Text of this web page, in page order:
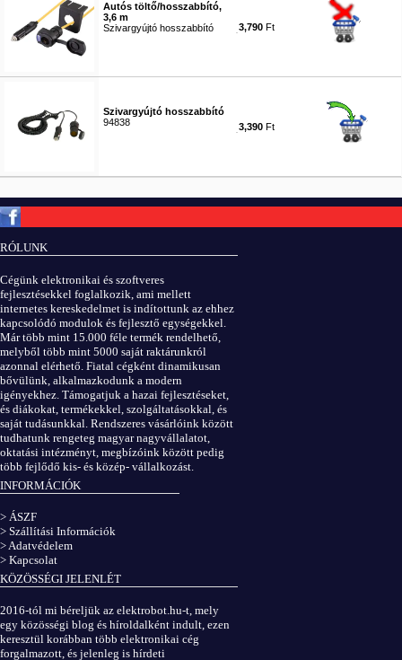
Autós töltő/hosszabbító,
3,6 m
Szivargyújtó hosszabbító
3,790 Ft
Szivargyújtó hosszabbító
94838
3,390 Ft
RÓLUNK
Cégünk elektronikai és szoftveres
fejlesztésekkel foglalkozik, ami mellett
internetes kereskedelmet is indítottunk az ehhez
kapcsolódó modulok és fejlesztő egységekkel.
Már több mint 15.000 féle termék rendelhető,
melyből több mint 5000 saját raktárunkról
azonnal elérhető. Fiatal cégként dinamikusan
bővülünk, alkalmazkodunk a modern
igényekhez. Támogatjuk a hazai fejlesztéseket,
és diákokat, termékekkel, szolgáltatásokkal, és
saját tudásunkkal. Rendszeres vásárlóink között
tudhatunk rengeteg magyar nagyvállalatot,
oktatási intézményt, megbízóink között pedig
több fejlődő kis- és közép- vállalkozást.
INFORMÁCIÓK
> ÁSZF
> Szállítási Információk
> Adatvédelem
> Kapcsolat
KÖZÖSSÉGI JELENLÉT
2016-tól mi béreljük az elektrobot.hu-t, mely
egy közösségi blog és híroldalként indult, ezen
keresztül korábban több elektronikai cég
forgalmazott, és jelenleg is hírdeti